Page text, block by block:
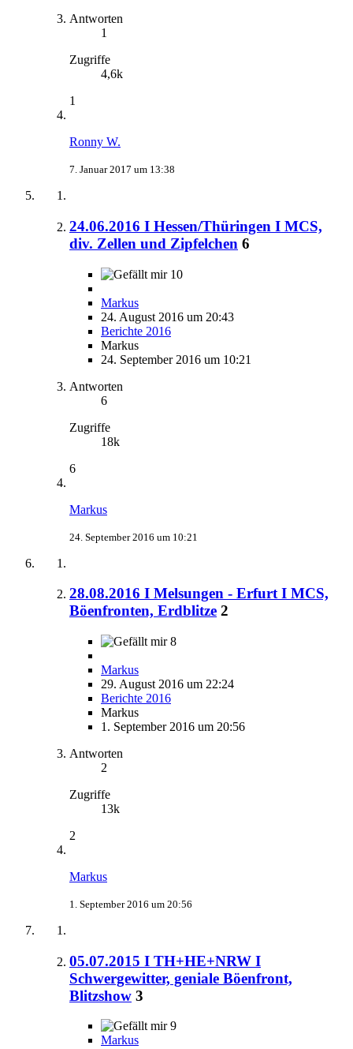
Antworten
1
Zugriffe
4,6k
1
Ronny W.
7. Januar 2017 um 13:38
24.06.2016 I Hessen/Thüringen I MCS,
div. Zellen und Zipfelchen 6
10
Markus
24. August 2016 um 20:43
Berichte 2016
Markus
24. September 2016 um 10:21
Antworten
6
Zugriffe
18k
6
Markus
24. September 2016 um 10:21
28.08.2016 I Melsungen - Erfurt I MCS,
Böenfronten, Erdblitze 2
8
Markus
29. August 2016 um 22:24
Berichte 2016
Markus
1. September 2016 um 20:56
Antworten
2
Zugriffe
13k
2
Markus
1. September 2016 um 20:56
05.07.2015 I TH+HE+NRW I
Schwergewitter, geniale Böenfront,
Blitzshow 3
9
Markus